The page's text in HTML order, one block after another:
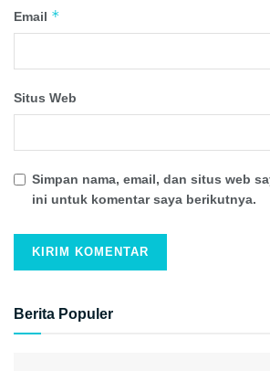
Email *
Situs Web
Simpan nama, email, dan situs web
ini untuk komentar saya berikutnya.
Berita Populer